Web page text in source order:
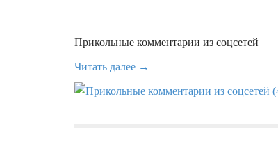
Прикольные комментарии из соцсетей
Читать далее →